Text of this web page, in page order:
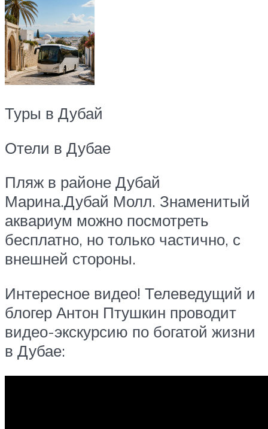
Туры в Дубай
Отели в Дубае
Пляж в районе Дубай
Марина.Дубай Молл. Знаменитый
аквариум можно посмотреть
бесплатно, но только частично, с
внешней стороны.
Интересное видео! Телеведущий и
блогер Антон Птушкин проводит
видео-экскурсию по богатой жизни
в Дубае: